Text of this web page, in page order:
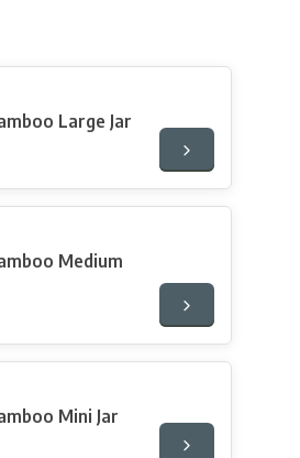
Large Jar
Medium
Mini Jar